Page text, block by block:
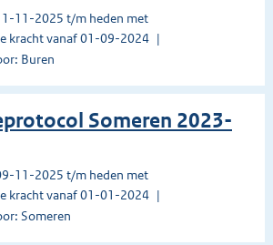
11-2025 t/m heden met
kracht vanaf 01-09-2024
Buren
Someren 2023-
11-2025 t/m heden met
kracht vanaf 01-01-2024
Someren